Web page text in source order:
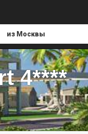
4****